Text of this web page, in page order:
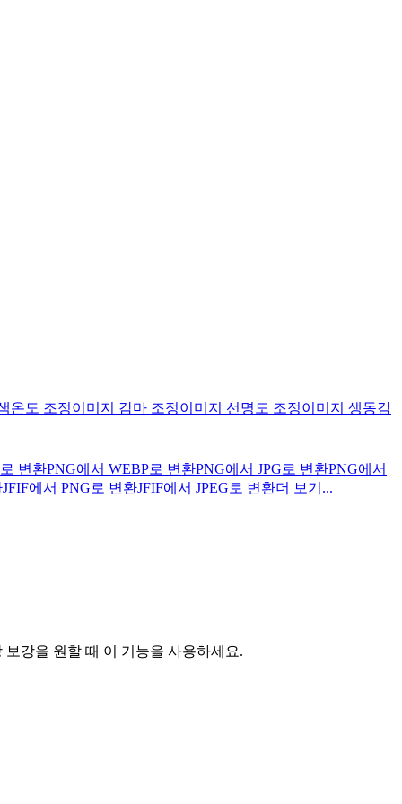
온도 조정이미지 감마 조정이미지 선명도 조정이미지 생동감
변환PNG에서 WEBP로 변환PNG에서 JPG로 변환PNG에서
JFIF에서 PNG로 변환JFIF에서 JPEG로 변환더 보기...
강을 원할 때 이 기능을 사용하세요.